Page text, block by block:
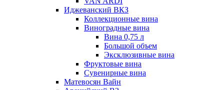
Иджеванский ВКЗ
Коллекционные вина
Виноградные вина
Вина 0,75 л
Большой объем
Эксклюзивные вина
Фруктовые вина
Cувенирные вина
Матевосян Вайн